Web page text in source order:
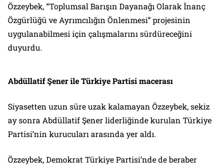
Özzeybek, “Toplumsal Barışın Dayanağı Olarak İnanç
Özgürlüğü ve Ayrımcılığın Önlenmesi” projesinin
uygulanabilmesi için çalışmalarını sürdüreceğini
duyurdu.
Abdüllatif Şener ile Türkiye Partisi macerası
Siyasetten uzun süre uzak kalamayan Özzeybek, sekiz
ay sonra Abdüllatif Şener liderliğinde kurulan Türkiye
Partisi’nin kurucuları arasında yer aldı.
Özzeybek, Demokrat Türkiye Partisi’nde de beraber